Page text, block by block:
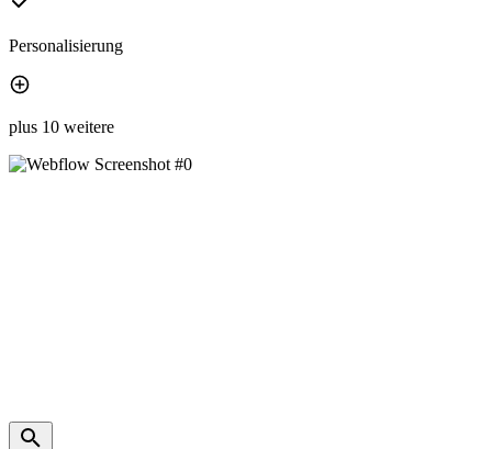
Personalisierung
plus 10 weitere